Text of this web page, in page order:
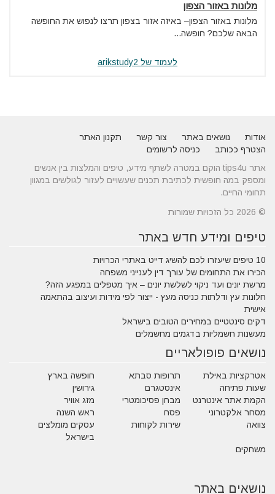
מלונות באזור הצפון
מלונות באזור הצפון– באיזה אזור בצפון תרצו לנפוש את החופשה
הבאה שלכם? חופשה...
לעמוד של arikstudy2
אודות נושאים באתר צור קשר
תקנון האתר
הצטרף ככותב
כניסה לרשומים
אתר tips4u הוקם במטרה לשתף מידע, טיפים והמלצות בין אנשים
ומספק במה חופשית לכתיבת תכנים שעשויים לעזור לגולשים במגוון
תחומי החיים.
© 2026 כל הזכויות שמורות
טיפים ומידע חדש באתר
10 טיפים שיעזרו לכם להשיג דייט באתרי הכרויות
הכירו את התחומים של עורך דין לענייני משפחה
מרשת יונים ועד ניקוי לשלשת יונים – איך מטפלים במפגע הזה?
חלונות עץ ודלתות כניסה מעץ - ייצור לפי מידות ועיצוב בהתאמה
אישית
דקים סינטטיים במחירים הטובים בישראל
מעשנות חשמליות בדגמים מחשמלים
נושאים פופולאריים
אטרקציות באילת תרופות סבתא
חופשה בארץ
שעות פתיחה
אינסטגרם
גירושין
הקמת אתר אינטרנט
מבחן פסיכומטרי
מזג אוויר
מסחר אלקטרוני
פסח
ראש השנה
צוואה
שירות לקוחות
עסקים מומלצים
בישראל
משחקים
נושאים באתר